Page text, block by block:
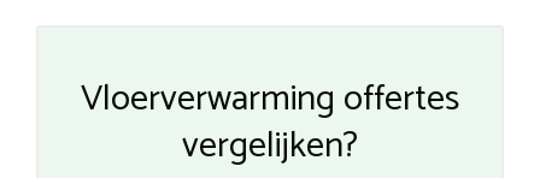
Vloerverwarming offertes
vergelijken?